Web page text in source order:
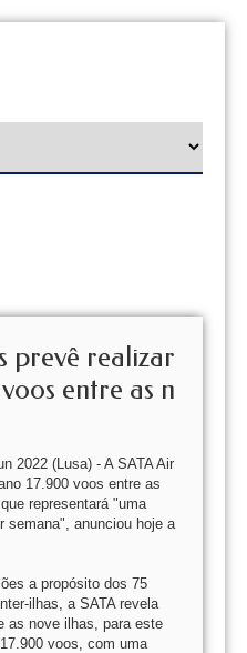
prevê realizar
entre as n
2022 (Lusa) - A SATA Air
17.900 voos entre as
representará "uma
semana", anunciou hoje a
a propósito dos 75
ilhas, a SATA revela
as nove ilhas, para este
voos, com uma